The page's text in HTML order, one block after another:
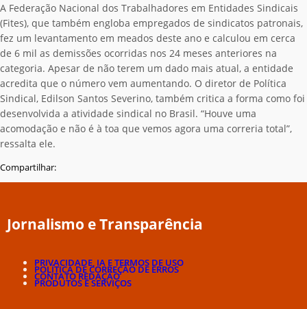
A Federação Nacional dos Trabalhadores em Entidades Sindicais
(Fites), que também engloba empregados de sindicatos patronais,
fez um levantamento em meados deste ano e calculou em cerca
de 6 mil as demissões ocorridas nos 24 meses anteriores na
categoria. Apesar de não terem um dado mais atual, a entidade
acredita que o número vem aumentando. O diretor de Política
Sindical, Edilson Santos Severino, também critica a forma como foi
desenvolvida a atividade sindical no Brasil. “Houve uma
acomodação e não é à toa que vemos agora uma correria total”,
ressalta ele.
Compartilhar:
Jornalismo e Transparência
PRIVACIDADE, IA E TERMOS DE USO
POLÍTICA DE CORREÇÃO DE ERROS
CONTATO REDAÇÃO
PRODUTOS E SERVIÇOS